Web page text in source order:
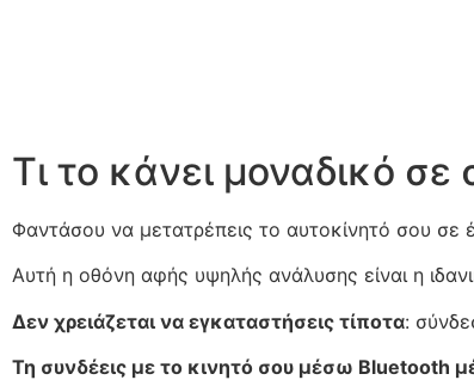
Τι το κάνει μοναδικό
Φαντάσου να μετατρέπεις το αυτοκίνητό σου
Αυτή η οθόνη αφής υψηλής ανάλυσης είναι η
Δεν χρειάζεται να εγκαταστήσεις τίποτα:
Τη συνδέεις με το κινητό σου μέσω Bluetooth